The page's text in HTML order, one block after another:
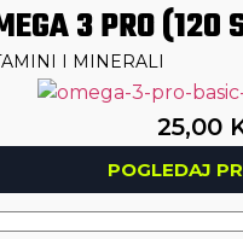
3 PRO (120
I MINERALI
25,00
POGLEDAJ